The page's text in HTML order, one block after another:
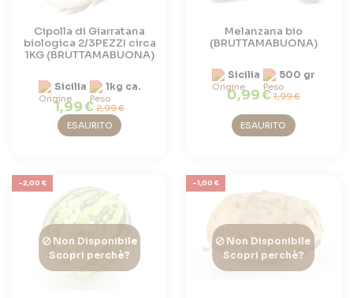
Cipolla di Giarratana
biologica 2/3PEZZI circa
1KG (BRUTTAMABUONA)
Sicilia 1kg ca.
1,99 €2,99 €
ESAURITO
Melanzana bio
(BRUTTAMABUONA)
Sicilia 500 gr
0,99 €1,99 €
ESAURITO
-2,00 €
Non Disponibile
Scopri perchè?
-1,00 €
Non Disponibile
Scopri perchè?